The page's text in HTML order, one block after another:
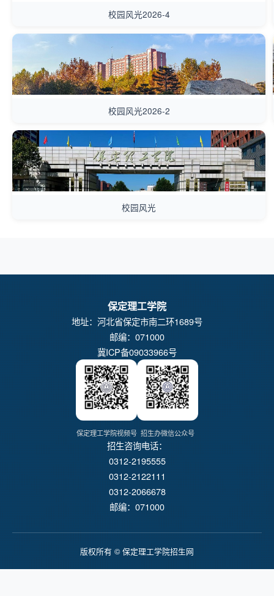
校园风光2026-4
校园风光2026-2
校园风光
保定理工学院
地址：河北省保定市南二环1689号
邮编：071000
冀ICP备09033966号
保定理工学院视频号 招生办微信公众号
招生咨询电话：
0312-2195555
0312-2122111
0312-2066678
邮编：071000
版权所有 © 保定理工学院招生网